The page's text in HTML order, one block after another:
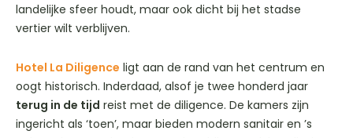
landelijke sfeer houdt, maar ook dicht bij het stadse
vertier wilt verblijven.
Hotel La Diligence ligt aan de rand van het centrum en
oogt historisch. Inderdaad, alsof je twee honderd jaar
terug in de tijd reist met de diligence. De kamers zijn
ingericht als ‘toen’, maar bieden modern sanitair en ’s